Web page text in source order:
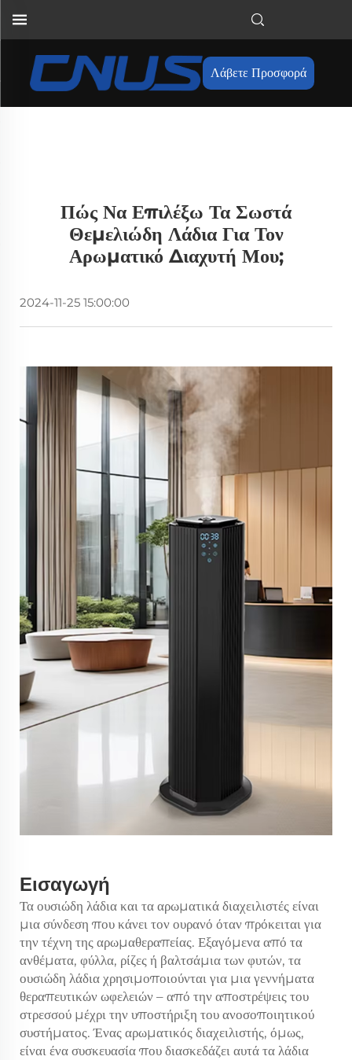
Λάβετε Προσφορά
Πώς Να Επιλέξω Τα Σωστά
Θεμελιώδη Λάδια Για Τον
Αρωματικό Διαχυτή Μου;
2024-11-25 15:00:00
Εισαγωγή
Τα ουσιώδη λάδια και τα αρωματικά διαχειλιστές είναι
μια σύνδεση που κάνει τον ουρανό όταν πρόκειται για
την τέχνη της αρωμαθεραπείας. Εξαγόμενα από τα
ανθέματα, φύλλα, ρίζες ή βαλτσάμια των φυτών, τα
ουσιώδη λάδια χρησιμοποιούνται για μια γεννήματα
θεραπευτικών ωφελειών – από την αποστρέψεις του
στρεσσού μέχρι την υποστήριξη του ανοσοποιητικού
συστήματος. Ένας αρωματικός διαχειλιστής, όμως,
είναι ένα συσκευασία που διασκεδάζει αυτά τα λάδια